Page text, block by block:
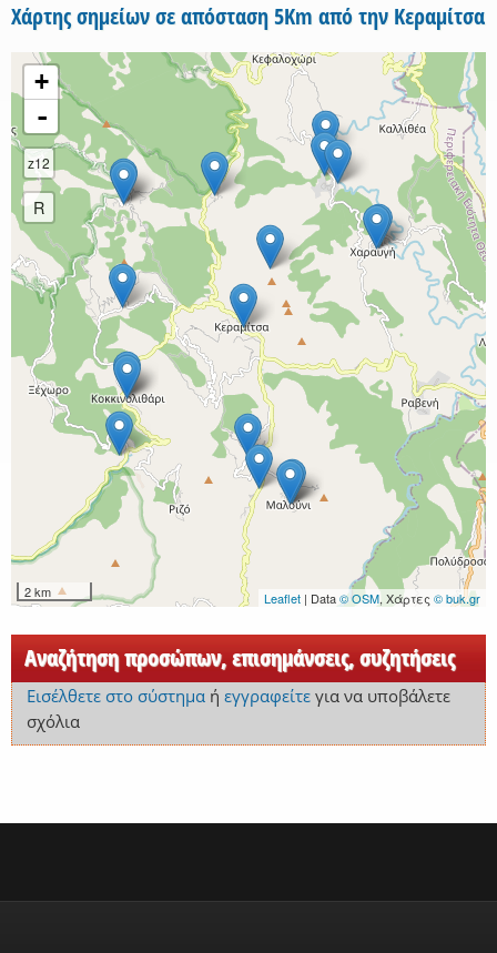
Χάρτης σημείων σε απόσταση 5Km από την Κεραμίτσα
+
-
z12
R
2 km Leaflet | Data© OSM, Χάρτες © buk.gr
Αναζήτηση προσώπων, επισημάνσεις, συζητήσεις
Εισέλθετε στο σύστημαή εγγραφείτεγια να υποβάλετε
σχόλια